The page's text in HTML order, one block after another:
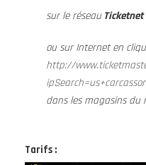
sur le réseauTicketnet
ou sur Internet en
http://
dans les magasins du
Tarifs :